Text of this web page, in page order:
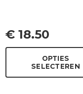
€18.50
OPTIES
SELECTEREN